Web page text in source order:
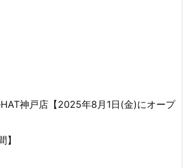
神戸店【2025年8月1日(金)にオープ
】